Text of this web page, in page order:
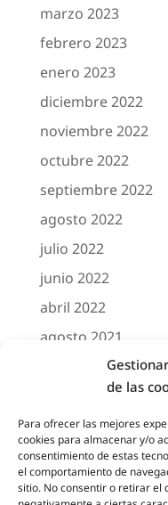
de las
Para ofrecer las mejores
cookies para almacenar y/o
consentimiento de estas
el comportamiento de
sitio. No consentir o retirar el
marzo 2023
febrero 2023
enero 2023
diciembre 2022
noviembre 2022
octubre 2022
septiembre 2022
agosto 2022
julio 2022
junio 2022
abril 2022
agosto 2021
marzo 2021
febrero 2021
octubre 2020
agosto 2020
junio 2020